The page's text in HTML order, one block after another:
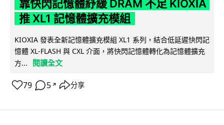
靠快閃記憶體紓緩 DRAM 不足 KIOXIA
推 XL1 記憶體擴充模組
KIOXIA 發表全新記憶體擴充模組 XL1 系列，結合低延遲快閃記
憶體 XL-FLASH 與 CXL 介面，將快閃記憶體轉化為記憶體擴充
方...
閱讀全文
79 5 ↗ 分享